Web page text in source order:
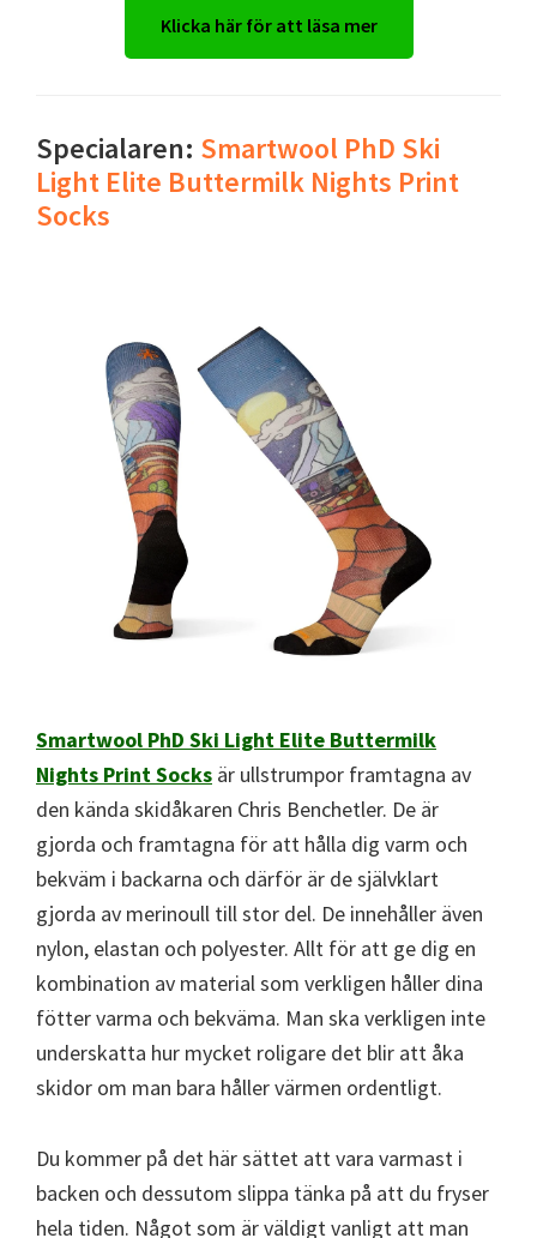
Klicka här för att läsa mer
Specialaren: Smartwool PhD Ski
Light Elite Buttermilk Nights Print
Socks
Smartwool PhD Ski Light Elite Buttermilk
Nights Print Socks är ullstrumpor framtagna av
den kända skidåkaren Chris Benchetler. De är
gjorda och framtagna för att hålla dig varm och
bekväm i backarna och därför är de självklart
gjorda av merinoull till stor del. De innehåller även
nylon, elastan och polyester. Allt för att ge dig en
kombination av material som verkligen håller dina
fötter varma och bekväma. Man ska verkligen inte
underskatta hur mycket roligare det blir att åka
skidor om man bara håller värmen ordentligt.
Du kommer på det här sättet att vara varmast i
backen och dessutom slippa tänka på att du fryser
hela tiden. Något som är väldigt vanligt att man